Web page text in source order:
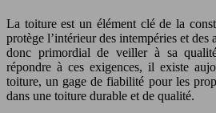
La toiture est un élément clé de la
protège l’intérieur des intempéries et des
donc primordial de veiller à sa
répondre à ces exigences, il existe
toiture, un gage de fiabilité pour les
dans une toiture durable et de qualité.